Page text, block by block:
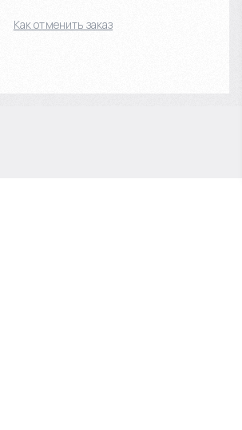
Как отменить заказ